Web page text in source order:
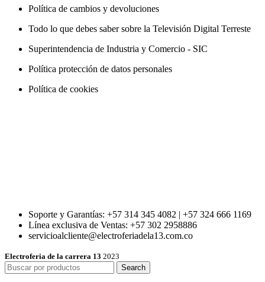
Política de cambios y devoluciones
Todo lo que debes saber sobre la Televisión Digital Terreste
Superintendencia de Industria y Comercio - SIC
Política protección de datos personales
Política de cookies
Soporte y Garantías: +57 314 345 4082 | +57 324 666 1169
Línea exclusiva de Ventas: +57 302 2958886
servicioalcliente@electroferiadela13.com.co
Electroferia de la carrera 13 2023
Search